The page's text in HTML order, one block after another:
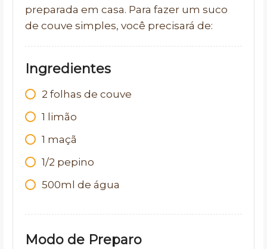
preparada em casa. Para fazer um suco
de couve simples, você precisará de:
Ingredientes
2 folhas de couve
1 limão
1 maçã
1/2 pepino
500ml de água
Modo de Preparo